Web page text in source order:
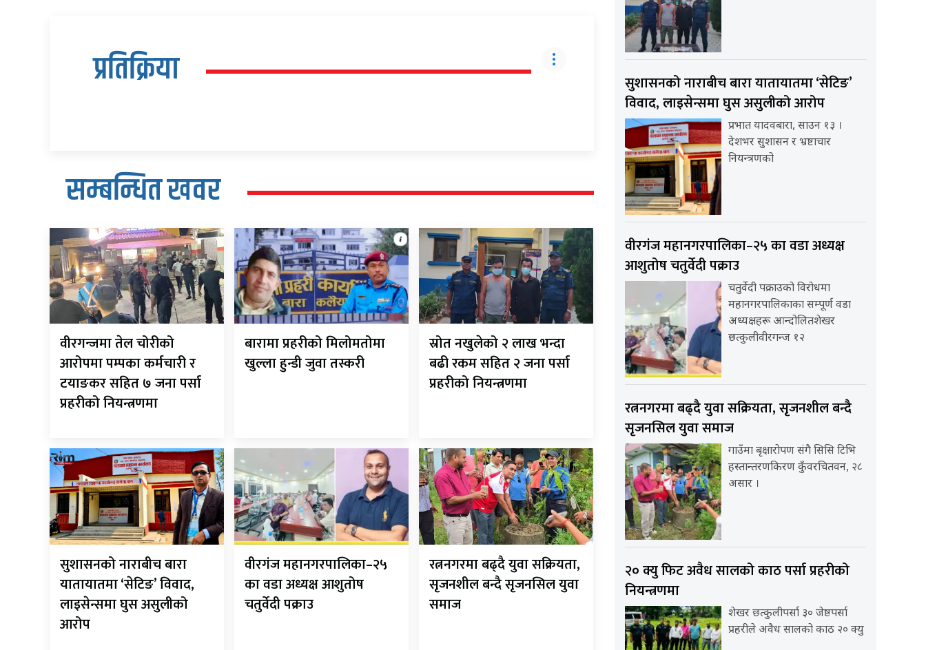
प्रतिक्रिया
सम्बन्धित खवर
वीरगन्जमा तेल चोरीको
आरोपमा पम्पका कर्मचारी र
टयाङकर सहित ७ जना पर्सा
प्रहरीको नियन्त्रणमा
बारामा प्रहरीको मिलोमतोमा
खुल्ला हुन्डी जुवा तस्करी
स्रोत नखुलेको २ लाख भन्दा
बढी रकम सहित २ जना पर्सा
प्रहरीको नियन्त्रणमा
सुशासनको नाराबीच बारा
यातायातमा ‘सेटिङ’ विवाद,
लाइसेन्समा घुस असुलीको
आरोप
वीरगंज महानगरपालिका–२५
का वडा अध्यक्ष आशुतोष
चतुर्वेदी पक्राउ
रत्ननगरमा बढ्दै युवा सक्रियता,
सृजनशील बन्दै सृजनसिल युवा
समाज
सुशासनको नाराबीच बारा यातायातमा ‘सेटिङ’
विवाद, लाइसेन्समा घुस असुलीको आरोप
प्रभात यादवबारा, साउन १३ ।
देशभर सुशासन र भ्रष्टाचार
नियन्त्रणको
वीरगंज महानगरपालिका–२५ का वडा अध्यक्ष
आशुतोष चतुर्वेदी पक्राउ
चतुर्वेदी पक्राउको विरोधमा
महानगरपालिकाका सम्पूर्ण वडा
अध्यक्षहरू आन्दोलितशेखर
छत्कुलीवीरगन्ज १२
रत्ननगरमा बढ्दै युवा सक्रियता, सृजनशील बन्दै
सृजनसिल युवा समाज
गाउँमा बृक्षारोपण संगै सिसि टिभि
हस्तान्तरणकिरण कुँवरचितवन, २८
असार ।
२० क्यु फिट अवैध सालको काठ पर्सा प्रहरीको
नियन्त्रणमा
शेखर छत्कुलीपर्सा ३० जेष्ठपर्सा
प्रहरीले अवैध सालको काठ २० क्यु